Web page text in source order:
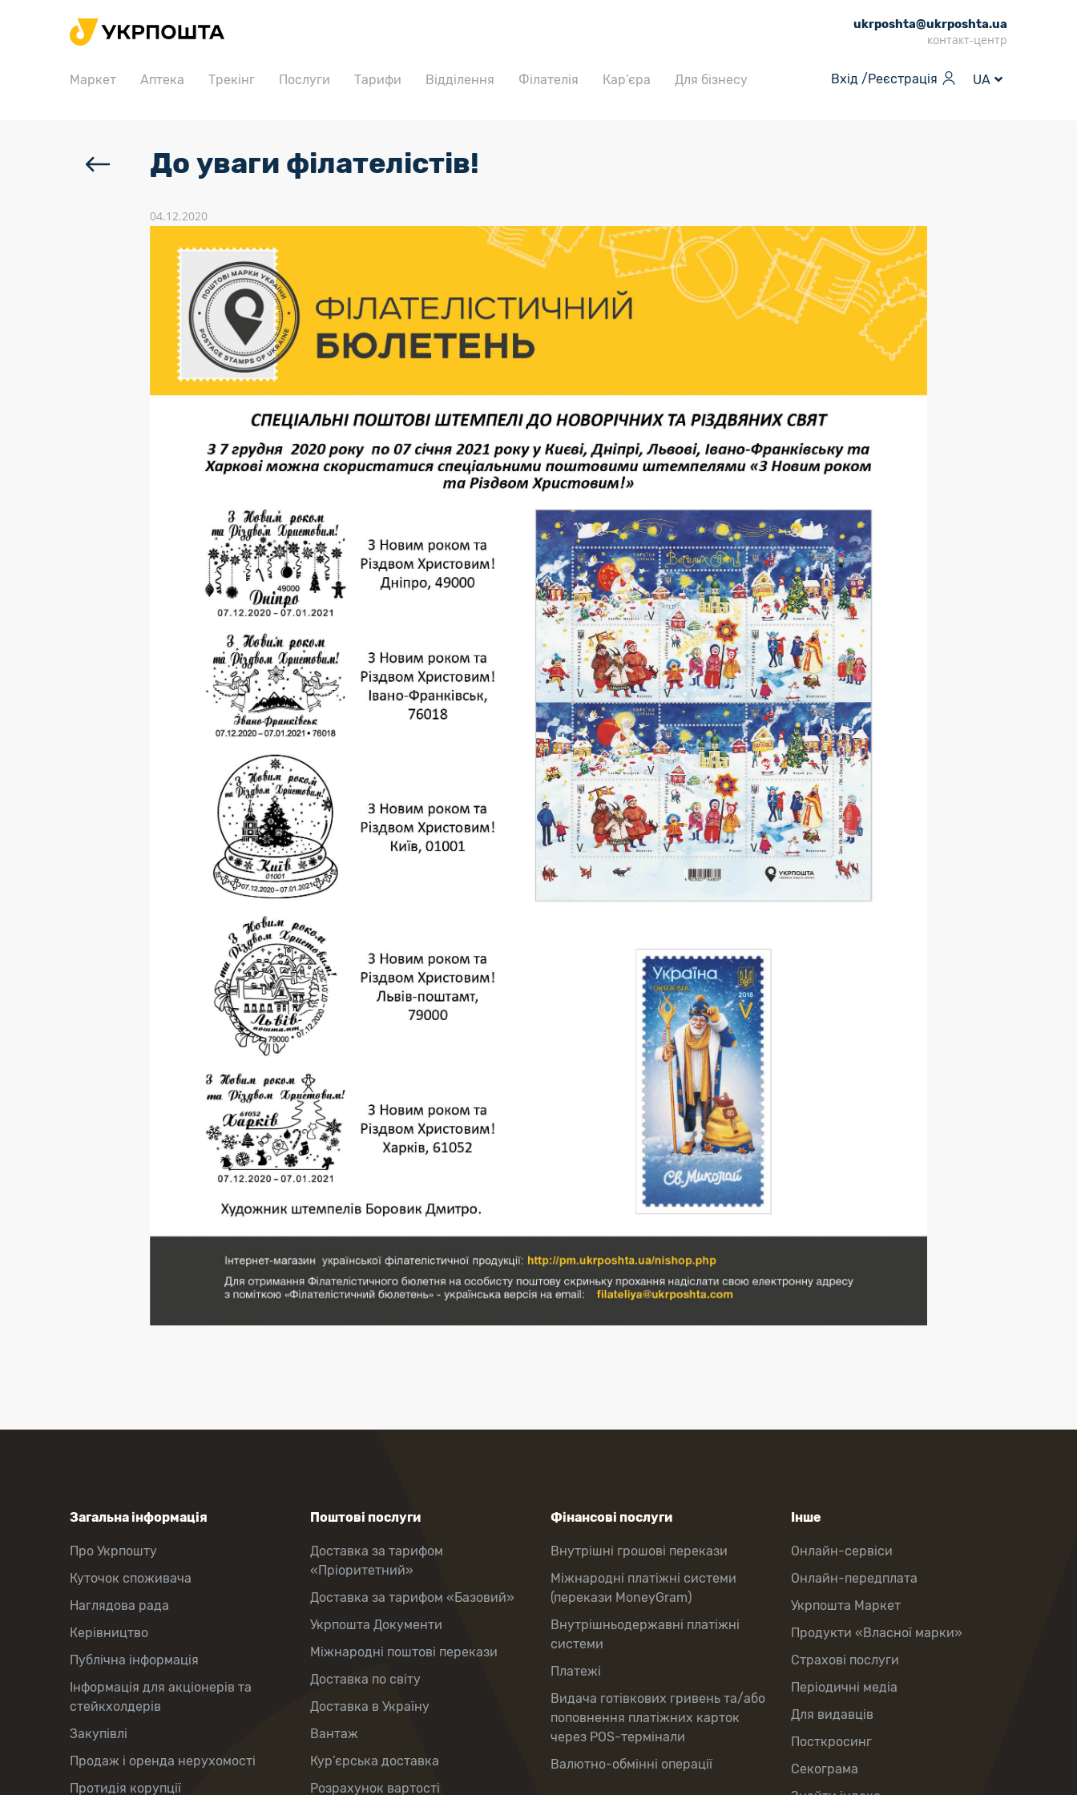
ukrposhta@ukrposhta.ua
контакт-центр
Маркет Аптека Трекінг Послуги Тарифи Відділення Філателія Кар’єра Для бізнесу Вхід /Реєстрація UA
Головна
Аптека
До уваги філателістів!
04.12.2020
Загальна інформація
Про Укрпошту
Куточок споживача
Наглядова рада
Керівництво
Публічна інформація
Інформація для акціонерів та
стейкхолдерів
Закупівлі
Продаж і оренда нерухомості
Протидія корупції
Поштові послуги
Доставка за тарифом
«Пріоритетний»
Доставка за тарифом «Базовий»
Укрпошта Документи
Міжнародні поштові перекази
Доставка по світу
Доставка в Україну
Вантаж
Кур’єрська доставка
Розрахунок вартості
Фінансові послуги
Внутрішні грошові перекази
Міжнародні платіжні системи
(перекази MoneyGram)
Внутрішньодержавні платіжні
системи
Платежі
Видача готівкових гривень та/або
поповнення платіжних карток
через POS-термінали
Валютно-обмінні операції
Інше
Онлайн-сервіси
Онлайн-передплата
Укрпошта Маркет
Продукти «Власної марки»
Страхові послуги
Періодичні медіа
Для видавців
Посткросинг
Секограма